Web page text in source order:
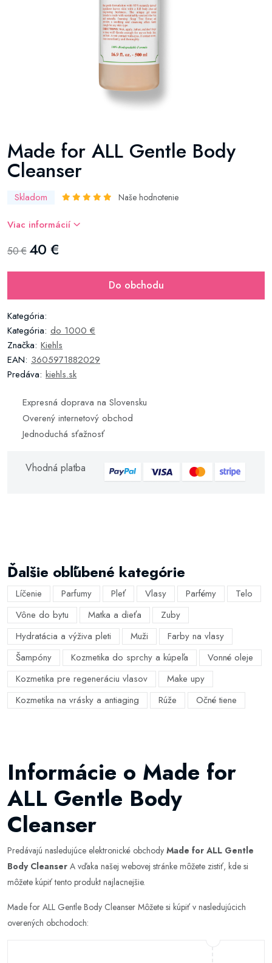
Made for ALL Gentle Body
Cleanser
Skladom Naše hodnotenie
Viac informácií
50 €40 €
Do obchodu
Kategória:
Kategória: do 1000 €
Značka: Kiehls
EAN: 3605971882029
Predáva: kiehls.sk
Expresná doprava na Slovensku
Overený internetový obchod
Jednoduchá sťažnosť
Vhodná platba
Ďalšie obľúbené kategórie
Líčenie Parfumy Pleť Vlasy Parfémy
Telo
Vône do bytu
Matka a dieťa
Zuby
Hydratácia a výživa pleti
Muži
Farby na vlasy
Šampóny
Kozmetika do sprchy a kúpeľa
Vonné oleje
Kozmetika pre regeneráciu vlasov
Make upy
Kozmetika na vrásky a antiaging
Rúže Očné tiene
Informácie o Made for
ALL Gentle Body
Cleanser
Predávajú nasledujúce elektronické obchody Made for ALL Gentle
Body Cleanser A vďaka našej webovej stránke môžete zistiť, kde si
môžete kúpiť tento produkt najlacnejšie.
Made for ALL Gentle Body Cleanser Môžete si kúpiť v nasledujúcich
overených obchodoch: